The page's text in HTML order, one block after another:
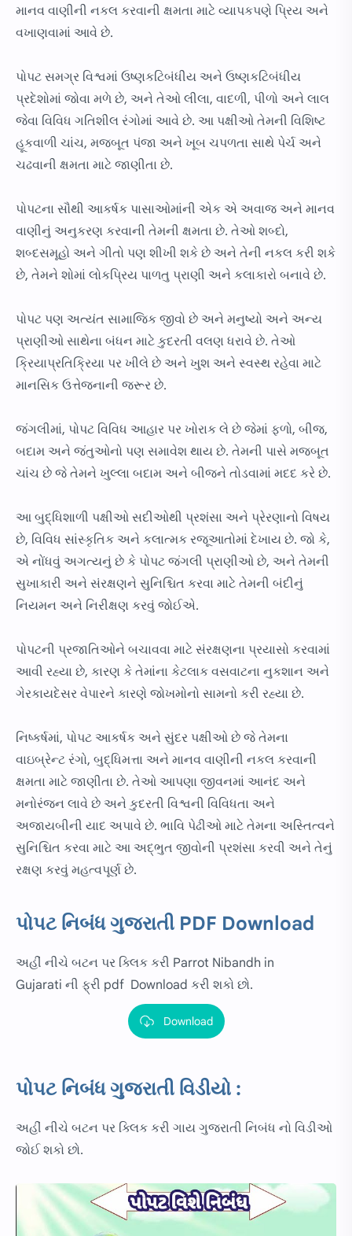
માનવ વાણીની નકલ કરવાની ક્ષમતા માટે વ્યાપકપણે પ્રિય અને
વખાણવામાં આવે છે.
પોપટ સમગ્ર વિશ્વમાં ઉષ્ણકટિબંધીય અને ઉષ્ણકટિબંધીય
પ્રદેશોમાં જોવા મળે છે, અને તેઓ લીલા, વાદળી, પીળો અને લાલ
જેવા વિવિધ ગતિશીલ રંગોમાં આવે છે. આ પક્ષીઓ તેમની વિશિષ્ટ
હૂકવાળી ચાંચ, મજબૂત પંજા અને ખૂબ ચપળતા સાથે પેર્ચ અને
ચઢવાની ક્ષમતા માટે જાણીતા છે.
પોપટના સૌથી આકર્ષક પાસાઓમાંની એક એ અવાજ અને માનવ
વાણીનું અનુકરણ કરવાની તેમની ક્ષમતા છે. તેઓ શબ્દો,
શબ્દસમૂહો અને ગીતો પણ શીખી શકે છે અને તેની નકલ કરી શકે
છે, તેમને શોમાં લોકપ્રિય પાળતુ પ્રાણી અને કલાકારો બનાવે છે.
પોપટ પણ અત્યંત સામાજિક જીવો છે અને મનુષ્યો અને અન્ય
પ્રાણીઓ સાથેના બંધન માટે કુદરતી વલણ ધરાવે છે. તેઓ
ક્રિયાપ્રતિક્રિયા પર ખીલે છે અને ખુશ અને સ્વસ્થ રહેવા માટે
માનસિક ઉત્તેજનાની જરૂર છે.
જંગલીમાં, પોપટ વિવિધ આહાર પર ખોરાક લે છે જેમાં ફળો, બીજ,
બદામ અને જંતુઓનો પણ સમાવેશ થાય છે. તેમની પાસે મજબૂત
ચાંચ છે જે તેમને ખુલ્લા બદામ અને બીજને તોડવામાં મદદ કરે છે.
આ બુદ્ધિશાળી પક્ષીઓ સદીઓથી પ્રશંસા અને પ્રેરણાનો વિષય
છે, વિવિધ સાંસ્કૃતિક અને કલાત્મક રજૂઆતોમાં દેખાય છે. જો કે,
એ નોંધવું અગત્યનું છે કે પોપટ જંગલી પ્રાણીઓ છે, અને તેમની
સુખાકારી અને સંરક્ષણને સુનિશ્ચિત કરવા માટે તેમની બંદીનું
નિયમન અને નિરીક્ષણ કરવું જોઈએ.
પોપટની પ્રજાતિઓને બચાવવા માટે સંરક્ષણના પ્રયાસો કરવામાં
આવી રહ્યા છે, કારણ કે તેમાંના કેટલાક વસવાટના નુકશાન અને
ગેરકાયદેસર વેપારને કારણે જોખમોનો સામનો કરી રહ્યા છે.
નિષ્કર્ષમાં, પોપટ આકર્ષક અને સુંદર પક્ષીઓ છે જે તેમના
વાઇબ્રેન્ટ રંગો, બુદ્ધિમત્તા અને માનવ વાણીની નકલ કરવાની
ક્ષમતા માટે જાણીતા છે. તેઓ આપણા જીવનમાં આનંદ અને
મનોરંજન લાવે છે અને કુદરતી વિશ્વની વિવિધતા અને
અજાયબીની યાદ અપાવે છે. ભાવિ પેઢીઓ માટે તેમના અસ્તિત્વને
સુનિશ્ચિત કરવા માટે આ અદ્ભુત જીવોની પ્રશંસા કરવી અને તેનું
રક્ષણ કરવું મહત્વપૂર્ણ છે.
પોપટ નિબંધ ગુજરાતી PDF Download
અહીં નીચે બટન પર ક્લિક કરી Parrot Nibandh in
Gujarati ની ફ્રી pdf Download કરી શકો છો.
Download
પોપટ નિબંધ ગુજરાતી વિડીયો :
અહીં નીચે બટન પર ક્લિક કરી ગાય ગુજરાતી નિબંધ નો વિડીઓ
જોઈ શકો છો.